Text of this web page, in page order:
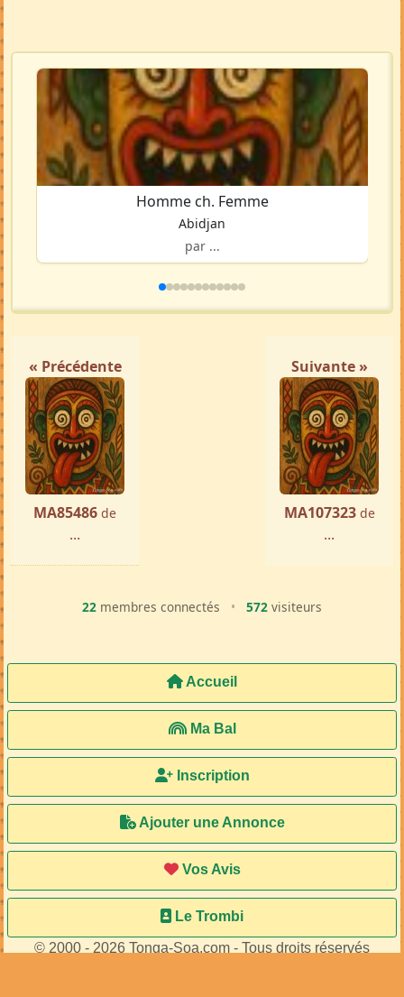
Homme ch. Femme
Abidjan
par ...
« Précédente
MA85486 de
...
Suivante »
MA107323 de
...
22 membres connectés • 572 visiteurs
Accueil
Ma Bal
Inscription
Ajouter une Annonce
Vos Avis
Le Trombi
© 2000 - 2026 Tonga-Soa.com - Tous droits réservés